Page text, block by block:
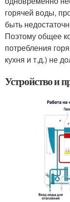
горячей воды,
быть
Поэтому общее
потребления
кухня и т.д.) не
Устройство и